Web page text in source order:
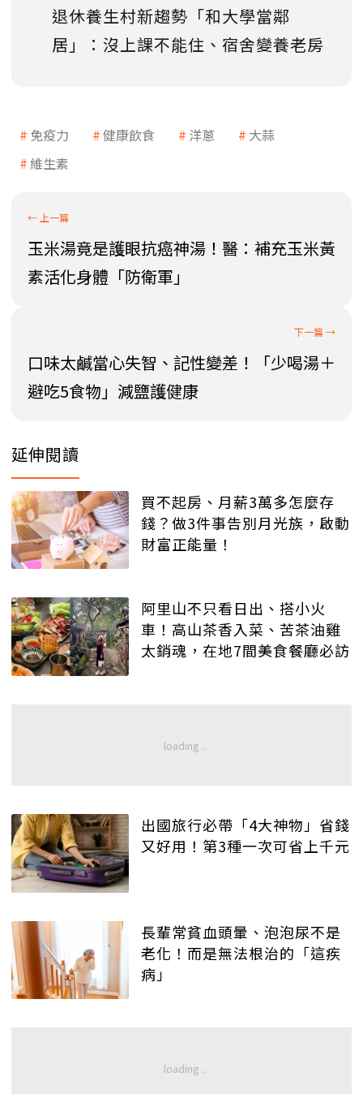
退休養生村新趨勢「和大學當鄰
居」：沒上課不能住、宿舍變養老房
免疫力 健康飲食 洋蔥
大蒜
維生素
玉米湯竟是護眼抗癌神湯！醫：補充玉米黃
素活化身體「防衛軍」
口味太鹹當心失智、記性變差！「少喝湯＋
避吃5食物」減鹽護健康
延伸閱讀
買不起房、月薪3萬多怎麼存
錢？做3件事告別月光族，啟動
財富正能量！
阿里山不只看日出、搭小火
車！高山茶香入菜、苦茶油雞
太銷魂，在地7間美食餐廳必訪
出國旅行必帶「4大神物」省錢
又好用！第3種一次可省上千元
長輩常貧血頭暈、泡泡尿不是
老化！而是無法根治的「這疾
病」